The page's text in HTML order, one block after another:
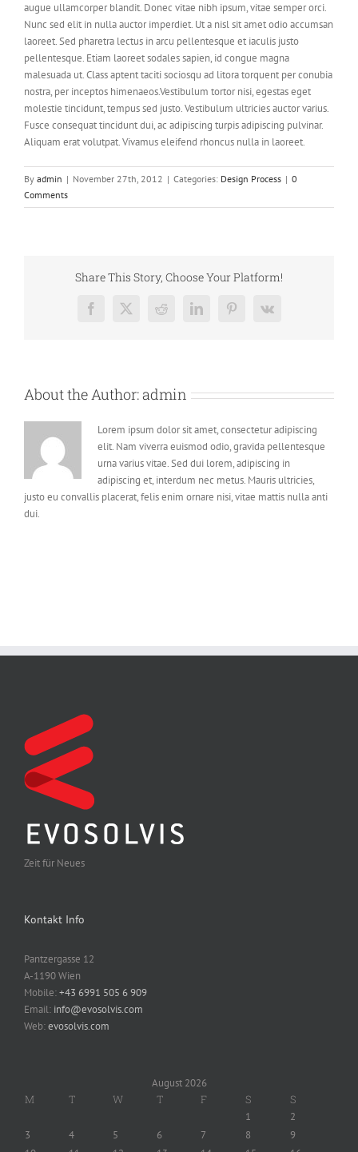
augue ullamcorper blandit. Donec vitae nibh ipsum, vitae semper orci.
Nunc sed elit in nulla auctor imperdiet. Ut a nisl sit amet odio accumsan
laoreet. Sed pharetra lectus in arcu pellentesque et iaculis justo
pellentesque. Etiam laoreet sodales sapien, id congue magna
malesuada ut. Class aptent taciti sociosqu ad litora torquent per conubia
nostra, per inceptos himenaeos.Vestibulum tortor nisi, egestas eget
molestie tincidunt, tempus sed justo. Vestibulum ultricies auctor varius.
Fusce consequat tincidunt dui, ac adipiscing turpis adipiscing pulvinar.
Aliquam erat volutpat. Vivamus eleifend rhoncus nulla in laoreet.
By admin | November 27th, 2012 | Categories: Design Process | 0
Comments
Share This Story, Choose Your Platform!
Facebook
X RedditLinkedInPinterest
Vk
About the Author:admin
Lorem ipsum dolor sit amet, consectetur adipiscing
elit. Nam viverra euismod odio, gravida pellentesque
urna varius vitae. Sed dui lorem, adipiscing in
adipiscing et, interdum nec metus. Mauris ultricies,
justo eu convallis placerat, felis enim ornare nisi, vitae mattis nulla anti
dui.
Zeit für Neues
Kontakt Info
Pantzergasse 12
A-1190 Wien
Mobile:+43 6991 505 6 909
Email: info@evosolvis.com
Web:evosolvis.com
August 2026
M T W T F S S
1
2
3
4 5 6 7 8
9